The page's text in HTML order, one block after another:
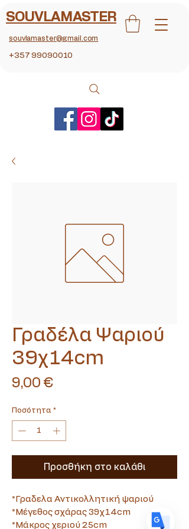
SOUVLAMASTER
souvlamaster@gmail.com
+357 99090010
Γραδέλα Ψαριού
39χ14cm
9,00 €
Ποσότητα *
Προσθήκη στο καλάθι
*Γραδελα Αντικολλητική ψαριού
*Μέγεθος σχάρας 39χ14cm
*Μάκρος χεριού 25cm
Translate
USEnglish
FRFrench
Spanish· Español